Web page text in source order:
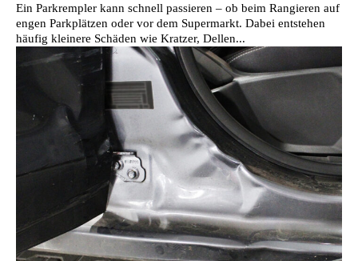
Ein Parkrempler kann schnell passieren – ob beim Rangieren auf
engen Parkplätzen oder vor dem Supermarkt. Dabei entstehen
häufig kleinere Schäden wie Kratzer, Dellen...